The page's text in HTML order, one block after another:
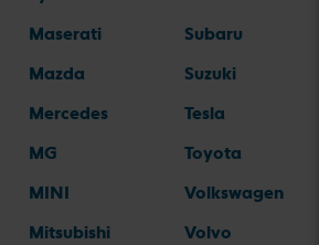
Maserati
Mazda
Mercedes
MG
MINI
Mitsubishi
Subaru
Suzuki
Tesla
Toyota
Volkswagen
Volvo